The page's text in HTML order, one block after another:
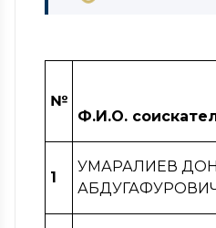
№
Ф.И.О.
1
УМАРАЛИЕВ